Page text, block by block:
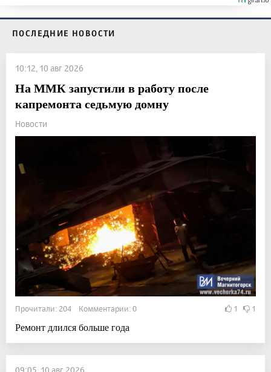
ПОСЛЕДНИЕ НОВОСТИ
10:12, 10 авг 2026
На ММК запустили в работу после
капремонта седьмую домну
Новости
Прочитали: 204 Комментарии: 0 1 1
Ремонт длился больше года